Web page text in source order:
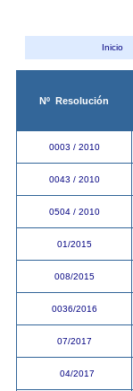
Inicio
Nº Resolución
0003 / 2010
0043 / 2010
0504 / 2010
01/2015
008/2015
0036/2016
07/2017
04/2017